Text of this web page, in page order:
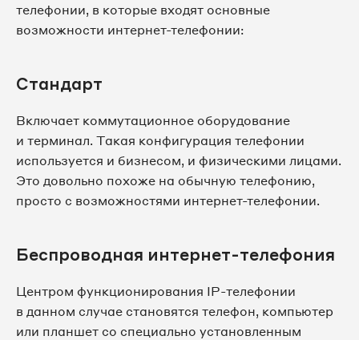
телефонии, в которые входят основные
возможности интернет-телефонии:
Стандарт
Включает коммутационное оборудование
и терминал. Такая конфигурация телефонии
используется и бизнесом, и физическими лицами.
Это довольно похоже на обычную телефонию,
просто с возможностями интернет-телефонии.
Беспроводная интернет-телефония
Центром функционирования IP-телефонии
в данном случае становятся телефон, компьютер
или планшет со специально установленным